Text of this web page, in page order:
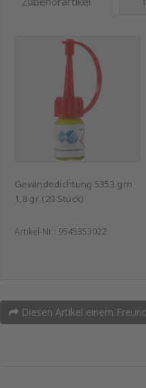
Gewindedichtung 5353 grn
1,8 gr. (20 Stück)
Artikel-Nr.: 9545353022
Diesen Artikel einem